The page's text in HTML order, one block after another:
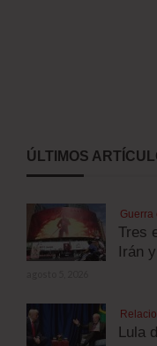
ÚLTIMOS
Guerra
Tres
Irán
Lula